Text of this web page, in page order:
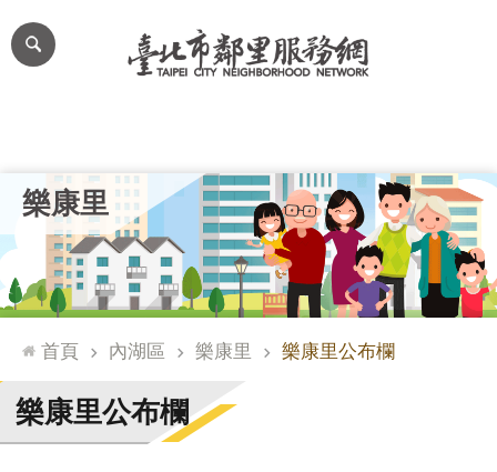
跳到主要內容區塊
網
站
台
通
臺
北
市
樂康里
首頁 內湖區 樂康里 樂康里公布欄
樂康里公布欄